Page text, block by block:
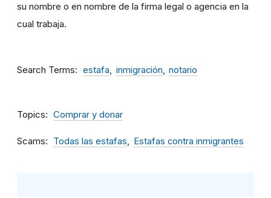
su nombre o en nombre de la firma legal o agencia en la
cual trabaja.
Search Terms estafa inmigración notario
Topics Comprar y donar
Scams Todas las estafas Estafas contra inmigrantes